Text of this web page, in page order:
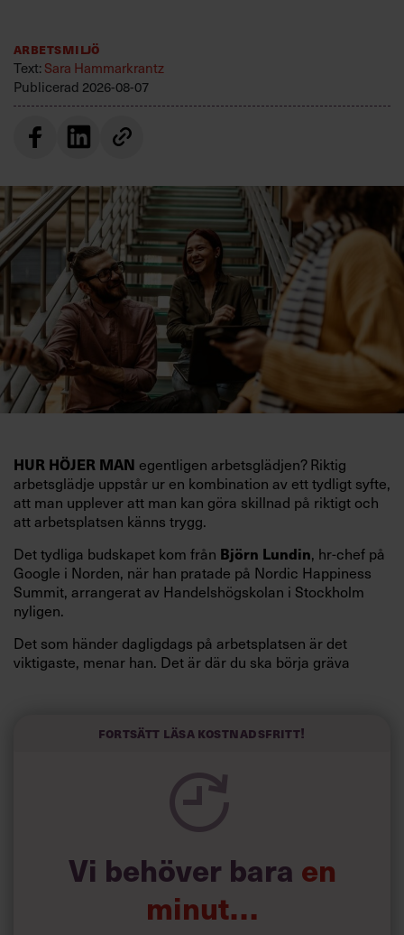
Arbetsmiljö
Text:Sara Hammarkrantz
Publicerad 2026-08-07
HUR HÖJER MAN egentligen arbetsglädjen? Riktig
arbetsglädje uppstår ur en kombination av ett tydligt syfte,
att man upplever att man kan göra skillnad på riktigt och
att arbetsplatsen känns trygg.
Det tydliga budskapet kom från Björn Lundin, hr-chef på
Google i Norden, när han pratade på Nordic Happiness
Summit, arrangerat av Handelshögskolan i Stockholm
nyligen.
Det som händer dagligdags på arbetsplatsen är det
viktigaste, menar han. Det är där du ska börja gräva
och höjt arbetsglädjen på Google:
Fortsätt läsa kostnadsfritt!
Vi behöver bara en
minut…